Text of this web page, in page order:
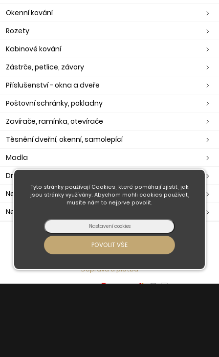
Okenní kování
Rozety
Kabinové kování
Zástrče, petlice, závory
Příslušenství - okna a dveře
Poštovní schránky, pokladny
Zavírače, ramínka, otevírače
Těsnění dveřní, okenní, samolepící
Madla
Držáky madla
Nerezové zábradlí
Nerezové komponenty
O nás
Doprava a platba
Tyto stránky používají Cookies, které pomáhají zjistit, jak
jsou stránky využívány. Abychom mohli cookies používat,
musíte nám to nejprve povolit.